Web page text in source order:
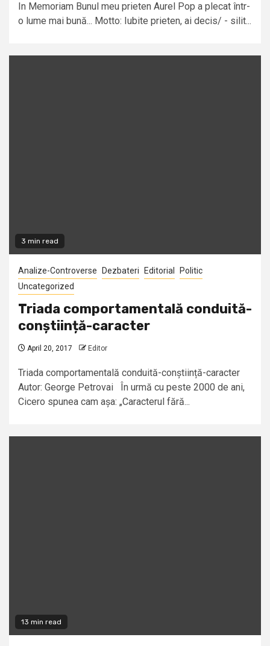
In Memoriam Bunul meu prieten Aurel Pop a plecat într-
o lume mai bună... Motto: Iubite prieten, ai decis/ - silit...
3 min read
Analize-Controverse Dezbateri Editorial
Politic
Uncategorized
Triada comportamentală conduită-
conștiință-caracter
April 20, 2017 Editor
Triada comportamentală conduită-conștiință-caracter
Autor: George Petrovai În urmă cu peste 2000 de ani,
Cicero spunea cam așa: „Caracterul fără...
13 min read